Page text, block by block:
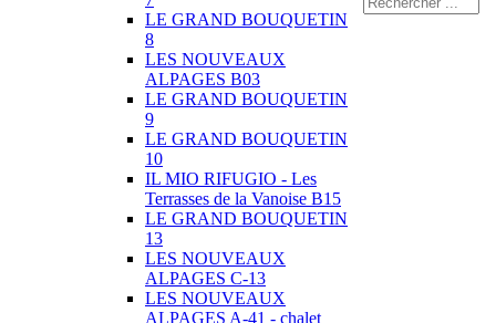
LE GRAND BOUQUETIN
8
LES NOUVEAUX
ALPAGES B03
LE GRAND BOUQUETIN
9
LE GRAND BOUQUETIN
10
IL MIO RIFUGIO - Les
Terrasses de la Vanoise B15
LE GRAND BOUQUETIN
13
LES NOUVEAUX
ALPAGES C-13
LES NOUVEAUX
ALPAGES A-41 - chalet